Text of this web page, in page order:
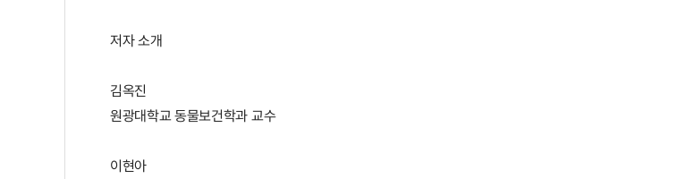
저자 소개
김옥진
원광대학교 동물보건학과 교수
이현아